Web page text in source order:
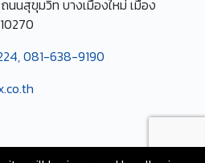
นนสุขุมวิท บางเมืองใหม่ เมือง
081-638-9190